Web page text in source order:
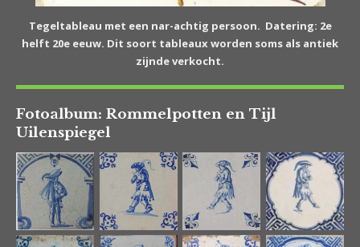
Tegeltableau met een nar-achtig persoon. Datering: 2e
helft 20e eeuw. Dit soort tableaux worden soms als antiek
zijnde verkocht.
Fotoalbum: Rommelpotten en Tijl
Uilenspiegel